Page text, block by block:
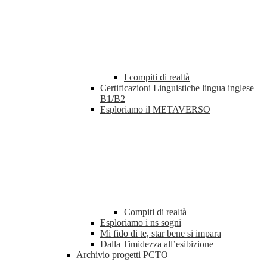
I compiti di realtà
Certificazioni Linguistiche lingua inglese
B1/B2
Esploriamo il METAVERSO
Compiti di realtà
Esploriamo i ns sogni
Mi fido di te, star bene si impara
Dalla Timidezza all’esibizione
Archivio progetti PCTO